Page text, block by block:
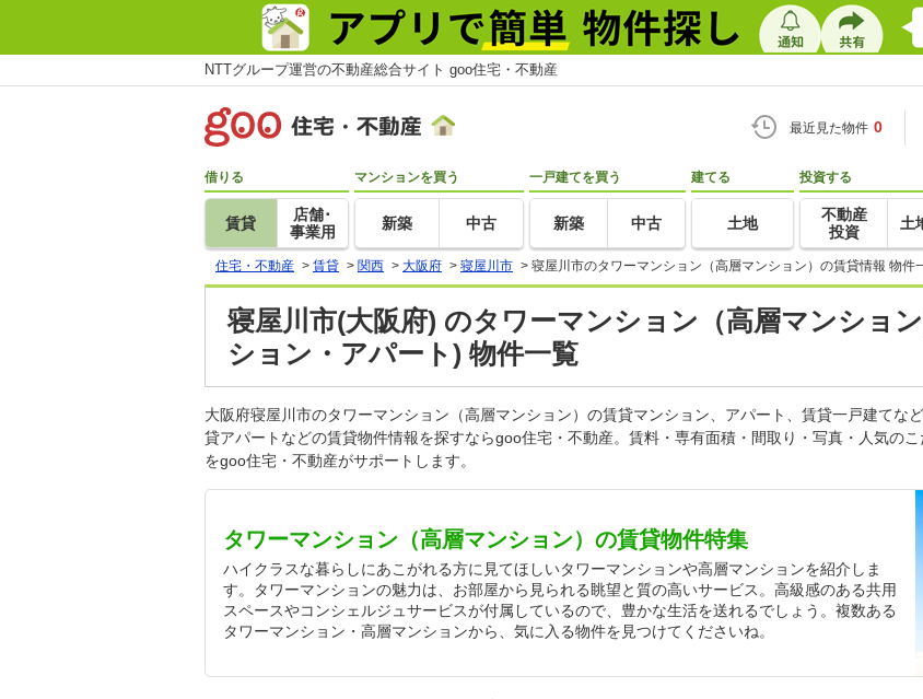
NTTグループ運営の不動産総合サイト goo住宅・不動産
最近見た物件 0
借りる
賃貸
店舗･
事業用
マンションを買う
新築 中古
一戸建てを買う
新築 中古
建てる
土地
投資する
不動産
投資
土
住宅・不動産 > 賃貸 > 関西 > 大阪府 > 寝屋川市 > 寝屋川市のタワーマンション（高層マンション）の賃貸情報 物件
寝屋川市(大阪府) のタワーマンション（高層マンショ
ション・アパート) 物件一覧
大阪府寝屋川市のタワーマンション（高層マンション）の賃貸マンション、アパート、賃貸一戸建てな
貸アパートなどの賃貸物件情報を探すならgoo住宅・不動産。賃料・専有面積・間取り・写真・人気の
をgoo住宅・不動産がサポートします。
タワーマンション（高層マンション）の賃貸物件特集
ハイクラスな暮らしにあこがれる方に見てほしいタワーマンションや高層マンションを紹介しま
す。タワーマンションの魅力は、お部屋から見られる眺望と質の高いサービス。高級感のある共用
スペースやコンシェルジュサービスが付属しているので、豊かな生活を送れるでしょう。複数ある
タワーマンション・高層マンションから、気に入る物件を見つけてくださいね。